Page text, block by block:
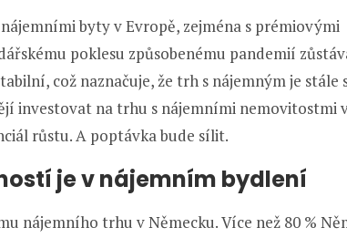
byty v Evropě, zejména s prémiovými
poklesu způsobenému pandemií
což naznačuje, že trh s nájemným je stále
investovat na trhu s nájemními nemovitostmi
růstu. A poptávka bude sílit.
je v nájemním bydlení
nájemního trhu v Německu. Více než 80 %